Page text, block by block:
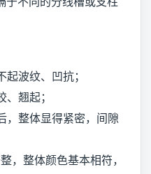
波纹、凹抗；
翘起；
，整体显得紧密，间隙
整体颜色基本相符，